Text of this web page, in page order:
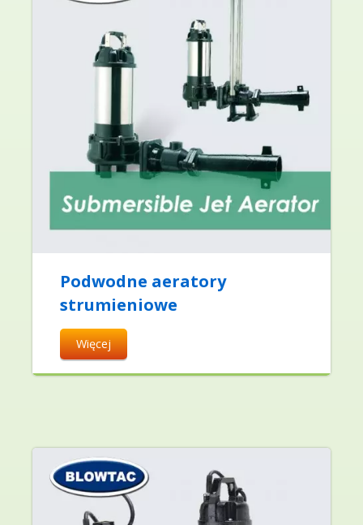
Podwodne aeratory
strumieniowe
Więcej